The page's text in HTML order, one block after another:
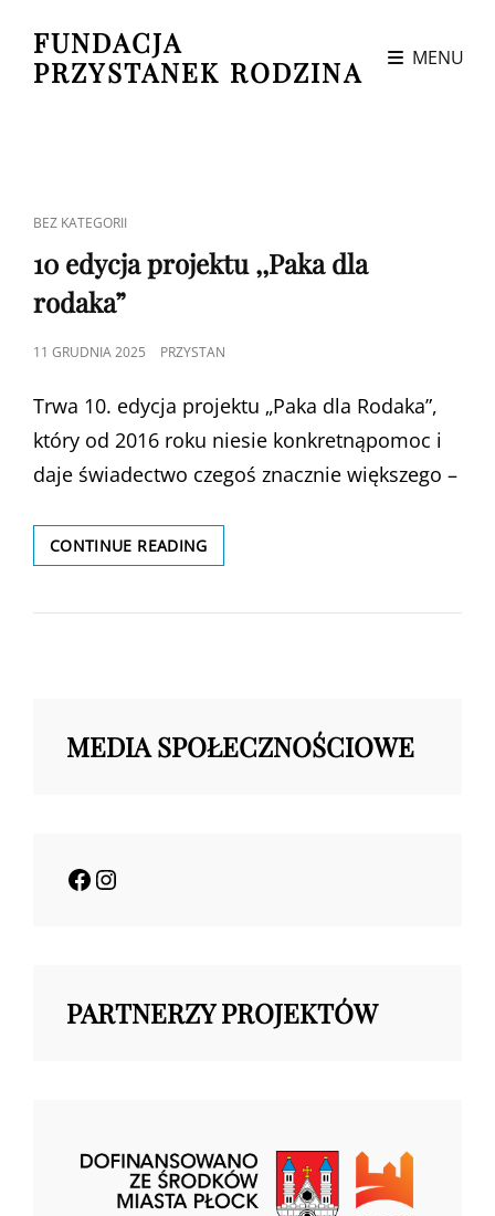
FUNDACJA
PRZYSTANEK RODZINA
MENU
CAT
BEZ KATEGORII
10 edycja projektu ,,Paka dla
rodaka”
POSTED
11 GRUDNIA 2025 PRZYSTAN
Trwa 10. edycja projektu „Paka dla Rodaka”,
który od 2016 roku niesie konkretnąpomoc i
daje świadectwo czegoś znacznie większego –
CONTINUE READING10
EDYCJA
,,PAKA
MEDIA SPOŁECZNOŚCIOWE
Facebook
Instagram
PARTNERZY PROJEKTÓW